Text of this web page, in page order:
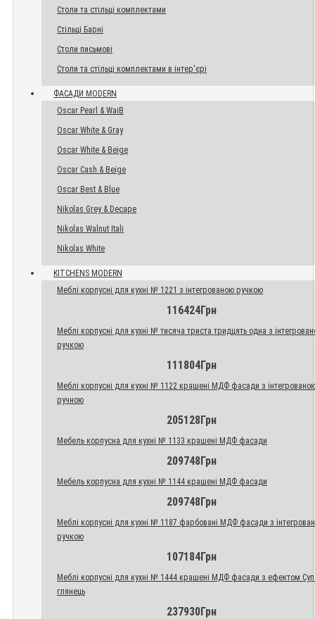
Столи та стільці комплектами
Стільці Барні
Столи письмові
Столи та стільці комплектами в інтер'єрі
ФАСАДИ MODERN
Oscar Pearl & WaiB
Oscar White & Gray
Oscar White & Beige
Oscar Cash & Beige
Oscar Best & Blue
Nikolas Grey & Decape
Nikolas Walnut Itali
Nikolas White
KITCHENS MODERN
Меблі корпусні для кухні № 1221 з інтегрованою ручкою
116424Грн
Меблі корпусні для кухні № тисяча триста тридцять одна з
ручкою
111804Грн
Меблі корпусні для кухні № 1122 крашені МДФ фасади з
ручною
205128Грн
Мебель корпусна для кухні № 1133 крашені МДФ фасади
209748Грн
Мебель корпусна для кухні № 1144 крашені МДФ фасади
209748Грн
Меблі корпусні для кухні № 1187 фарбовані МДФ фасади з
ручкою
107184Грн
Меблі корпусні для кухні № 1444 крашені МДФ фасади з ефектом
глянець
237930Грн